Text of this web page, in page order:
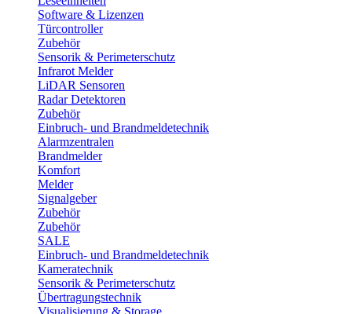
Software & Lizenzen
Türcontroller
Zubehör
Sensorik & Perimeterschutz
Infrarot Melder
LiDAR Sensoren
Radar Detektoren
Zubehör
Einbruch- und Brandmeldetechnik
Alarmzentralen
Brandmelder
Komfort
Melder
Signalgeber
Zubehör
Zubehör
SALE
Einbruch- und Brandmeldetechnik
Kameratechnik
Sensorik & Perimeterschutz
Übertragungstechnik
Visualisierung & Storage